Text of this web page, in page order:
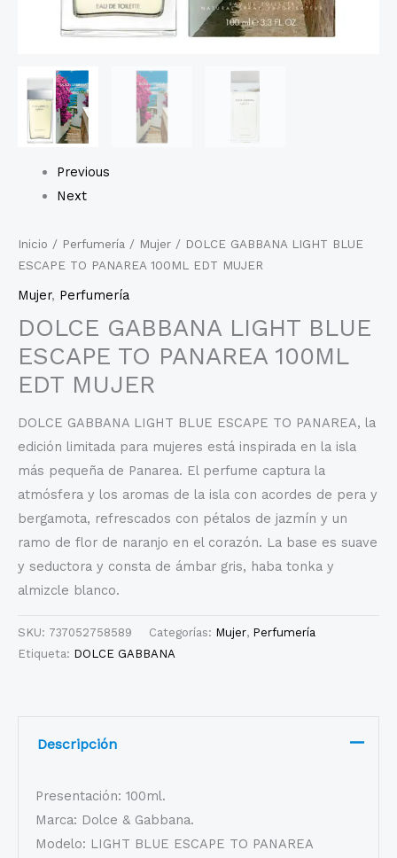
Previous
Next
Inicio / Perfumería / Mujer / DOLCE GABBANA LIGHT BLUE
ESCAPE TO PANAREA 100ML EDT MUJER
Mujer, Perfumería
DOLCE GABBANA LIGHT BLUE
ESCAPE TO PANAREA 100ML
EDT MUJER
DOLCE GABBANA LIGHT BLUE ESCAPE TO PANAREA, la
edición limitada para mujeres está inspirada en la isla
más pequeña de Panarea. El perfume captura la
atmósfera y los aromas de la isla con acordes de pera y
bergamota, refrescados con pétalos de jazmín y un
ramo de flor de naranjo en el corazón. La base es suave
y seductora y consta de ámbar gris, haba tonka y
almizcle blanco.
SKU: 737052758589 Categorías: Mujer, Perfumería
Etiqueta: DOLCE GABBANA
Descripción
Presentación: 100ml.
Marca: Dolce & Gabbana.
Modelo: LIGHT BLUE ESCAPE TO PANAREA